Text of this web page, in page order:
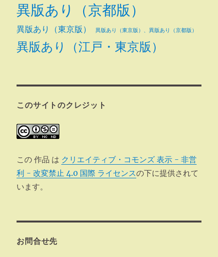
異版あり（京都版）
異版あり（東京版） 異版あり（東京版）、異版あり（京都版）
異版あり（江戸・東京版）
このサイトのクレジット
この 作品 は クリエイティブ・コモンズ 表示 - 非営
利 - 改変禁止 4.0 国際 ライセンスの下に提供されて
います。
お問合せ先